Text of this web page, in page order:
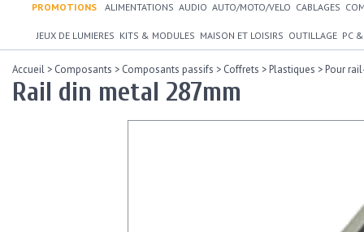
PROMOTIONS ALIMENTATIONS AUDIO AUTO/MOTO/VELO CABLAGES
JEUX DE LUMIERES KITS & MODULES MAISON ET LOISIRS OUTILLAGE PC
Accueil > Composants > Composants passifs > Coffrets >Plastiques >Pour
Rail din metal 287mm